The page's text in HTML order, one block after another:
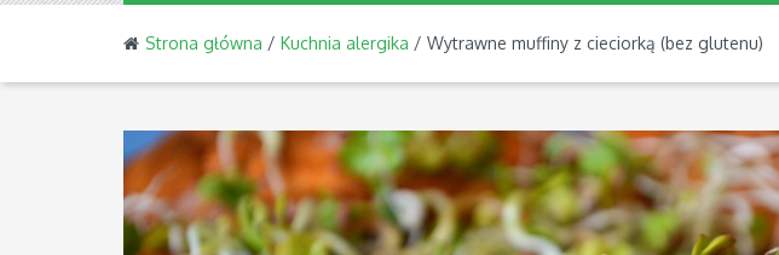
Strona główna / Kuchnia alergika / Wytrawne muffiny z cieciorką (bez glutenu)